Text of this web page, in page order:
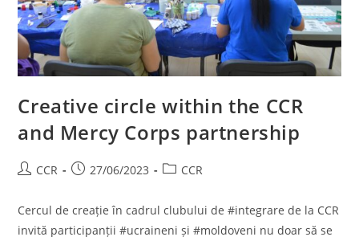
Creative circle within the CCR
and Mercy Corps partnership
CCR 27/06/2023 CCR
Cercul de creație în cadrul clubului de #integrare de la CCR
invită participanții #ucraineni și #moldoveni nu doar să se